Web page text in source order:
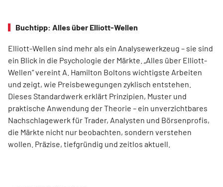
Buchtipp: Alles über Elliott-Wellen
Elliott-Wellen sind mehr als ein Analysewerkzeug – sie sind
ein Blick in die Psychologie der Märkte. „Alles über Elliott-
Wellen“ vereint A. Hamilton Boltons wichtigste Arbeiten
und zeigt, wie Preisbewegungen zyklisch entstehen.
Dieses Standardwerk erklärt Prinzipien, Muster und
praktische Anwendung der Theorie – ein unverzichtbares
Nachschlagewerk für Trader, Analysten und Börsenprofis,
die Märkte nicht nur beobachten, sondern verstehen
wollen. Präzise, tiefgründig und zeitlos aktuell.